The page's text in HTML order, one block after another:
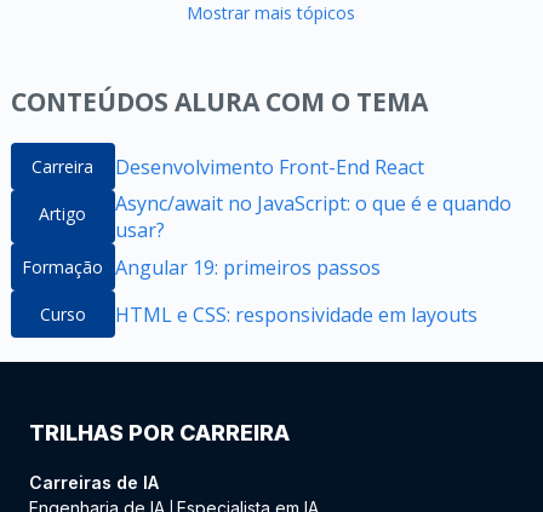
Mostrar mais tópicos
CONTEÚDOS ALURA COM O TEMA
Carreira Desenvolvimento Front-End React
Artigo
Async/await no JavaScript: o que é e quando
usar?
Formação Angular 19: primeiros passos
Curso HTML e CSS: responsividade em layouts
TRILHAS POR CARREIRA
Carreiras de IA
Engenharia de IA Especialista em IA